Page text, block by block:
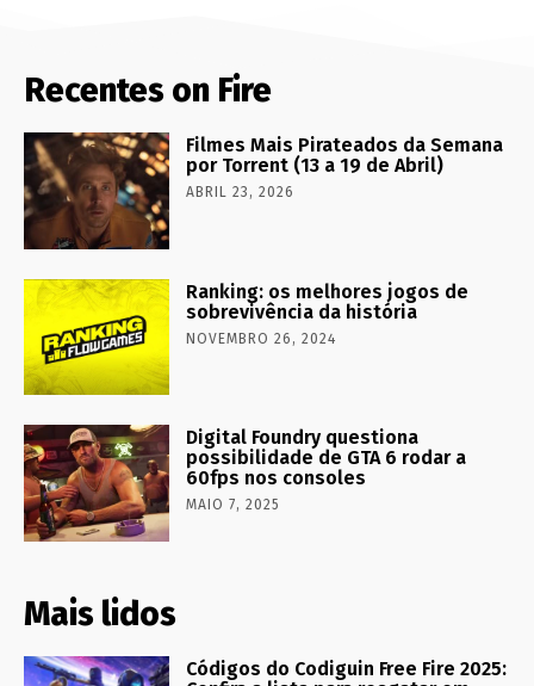
Recentes on Fire
Filmes Mais Pirateados da Semana
por Torrent (13 a 19 de Abril)
ABRIL 23, 2026
Ranking: os melhores jogos de
sobrevivência da história
NOVEMBRO 26, 2024
Digital Foundry questiona
possibilidade de GTA 6 rodar a
60fps nos consoles
MAIO 7, 2025
Mais lidos
Códigos do Codiguin Free Fire 2025: